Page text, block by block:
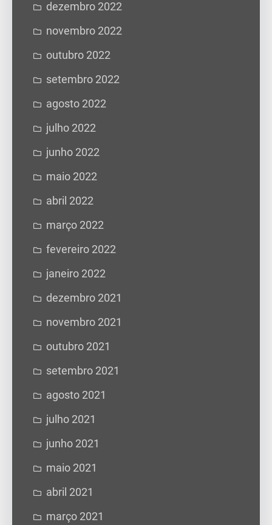
dezembro 2022
novembro 2022
outubro 2022
setembro 2022
agosto 2022
julho 2022
junho 2022
maio 2022
abril 2022
março 2022
fevereiro 2022
janeiro 2022
dezembro 2021
novembro 2021
outubro 2021
setembro 2021
agosto 2021
julho 2021
junho 2021
maio 2021
abril 2021
março 2021